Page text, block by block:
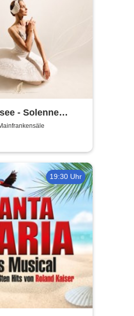
- Solenne
19:30 Uhr